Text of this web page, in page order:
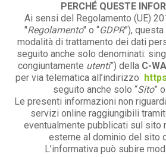
PERCHÉ QUESTE
Ai sensi del Regolamento (UE)
"Regolamento" o “GDPR”),
modalità di trattamento dei dati
seguito anche solo denominati:
congiuntamente utenti”) della C-
per via telematica all’indirizzo
seguito anche solo “Sito”
Le presenti informazioni non
servizi online raggiungibili
eventualmente pubblicati sul sito
esterne al dominio del sito
L’informativa può subire